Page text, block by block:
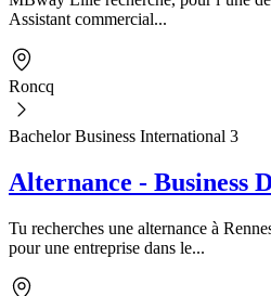
Assistant commercial...
Roncq
Bachelor Business International 3
Alternance - Business
Tu recherches une alternance à
pour une entreprise dans le...